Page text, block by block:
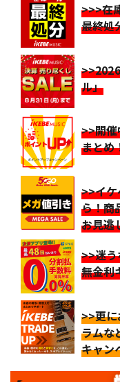
>>>在
最終処
ル」
>>開
まとめ
>>イ
ら！商
お見逃
>>迷
無金利
>>更
ラムな
キャン